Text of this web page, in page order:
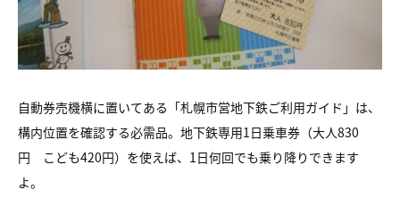
自動券売機横に置いてある「札幌市営地下鉄ご利用ガイド」は、
構内位置を確認する必需品。地下鉄専用1日乗車券（大人830
円 こども420円）を使えば、1日何回でも乗り降りできます
よ。